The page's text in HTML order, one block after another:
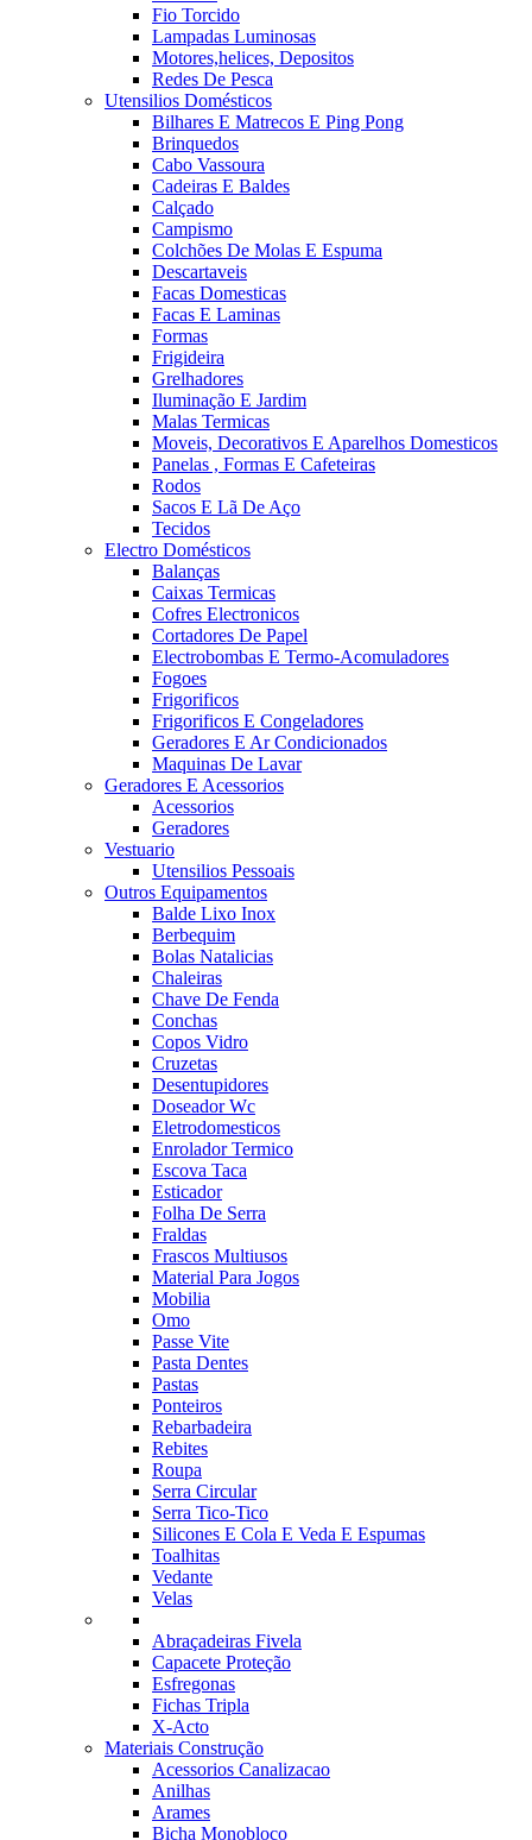
Fio Torcido
Lampadas Luminosas
Motores,helices, Depositos
Redes De Pesca
Utensilios Domésticos
Bilhares E Matrecos E Ping Pong
Brinquedos
Cabo Vassoura
Cadeiras E Baldes
Calçado
Campismo
Colchões De Molas E Espuma
Descartaveis
Facas Domesticas
Facas E Laminas
Formas
Frigideira
Grelhadores
Iluminação E Jardim
Malas Termicas
Moveis, Decorativos E Aparelhos Domesticos
Panelas , Formas E Cafeteiras
Rodos
Sacos E Lã De Aço
Tecidos
Electro Domésticos
Balanças
Caixas Termicas
Cofres Electronicos
Cortadores De Papel
Electrobombas E Termo-Acomuladores
Fogoes
Frigorificos
Frigorificos E Congeladores
Geradores E Ar Condicionados
Maquinas De Lavar
Geradores E Acessorios
Acessorios
Geradores
Vestuario
Utensilios Pessoais
Outros Equipamentos
Balde Lixo Inox
Berbequim
Bolas Natalicias
Chaleiras
Chave De Fenda
Conchas
Copos Vidro
Cruzetas
Desentupidores
Doseador Wc
Eletrodomesticos
Enrolador Termico
Escova Taca
Esticador
Folha De Serra
Fraldas
Frascos Multiusos
Material Para Jogos
Mobilia
Omo
Passe Vite
Pasta Dentes
Pastas
Ponteiros
Rebarbadeira
Rebites
Roupa
Serra Circular
Serra Tico-Tico
Silicones E Cola E Veda E Espumas
Toalhitas
Vedante
Velas
Abraçadeiras Fivela
Capacete Proteção
Esfregonas
Fichas Tripla
X-Acto
Materiais Construção
Acessorios Canalizacao
Anilhas
Arames
Bicha Monobloco